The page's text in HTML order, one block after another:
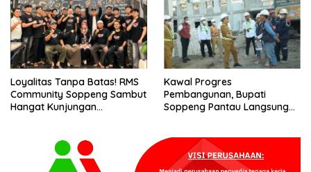
Loyalitas Tanpa Batas! RMS
Community Soppeng Sambut
Hangat Kunjungan
Kawal Progres
Pembangunan, Bupati
Soppeng Pantau Langsung